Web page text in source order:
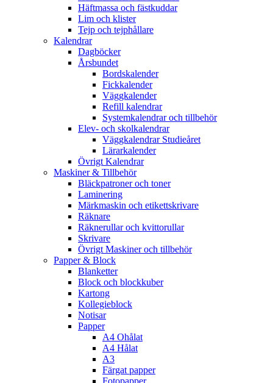
Häftmassa och fästkuddar
Lim och klister
Tejp och tejphållare
Kalendrar
Dagböcker
Årsbundet
Bordskalender
Fickkalender
Väggkalender
Refill kalendrar
Systemkalendrar och tillbehör
Elev- och skolkalendrar
Väggkalendrar Studieåret
Lärarkalender
Övrigt Kalendrar
Maskiner & Tillbehör
Bläckpatroner och toner
Laminering
Märkmaskin och etikettskrivare
Räknare
Räknerullar och kvittorullar
Skrivare
Övrigt Maskiner och tillbehör
Papper & Block
Blanketter
Block och blockkuber
Kartong
Kollegieblock
Notisar
Papper
A4 Ohålat
A4 Hålat
A3
Färgat papper
Fotopapper